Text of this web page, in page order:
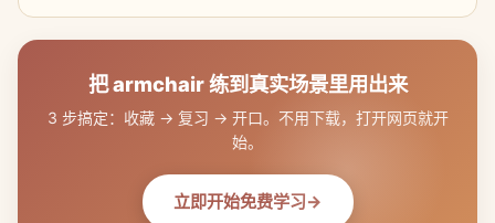
把 armchair 练到真实场景里用出来
3 步搞定：收藏 → 复习 → 开口。不用下载，打开网页就开
始。
立即开始免费学习